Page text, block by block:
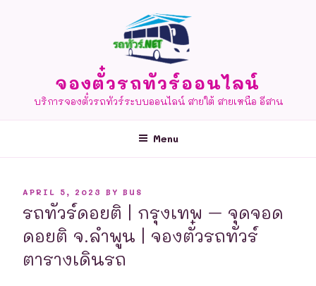
จองตั๋วรถทัวร์ออนไลน์
บริการจองตั๋วรถทัวร์ระบบออนไลน์ สายใต้ สายเหนือ อีสาน
Menu
POSTED
APRIL 5, 2023 BY BUS
รถทัวร์ดอยติ | กรุงเทพ – จุดจอด
ดอยติ จ.ลำพูน | จองตั๋วรถทัวร์
ตารางเดินรถ